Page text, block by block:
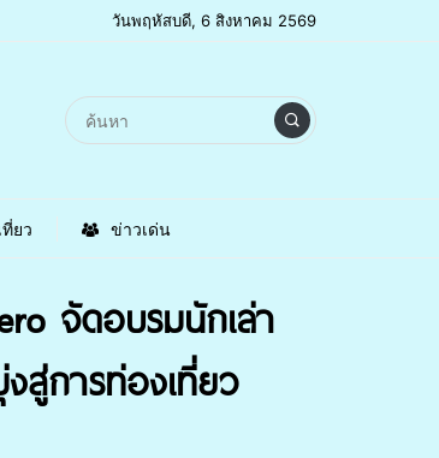
วันพฤหัสบดี, 6 สิงหาคม 2569
ยว ข่าวเด่น
จัดอบรมนักเล่า
สู่การท่องเที่ยว